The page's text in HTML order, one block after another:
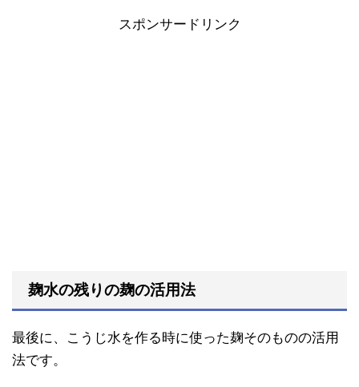
スポンサードリンク
麹水の残りの麹の活用法
最後に、こうじ水を作る時に使った麹そのものの活用
法です。